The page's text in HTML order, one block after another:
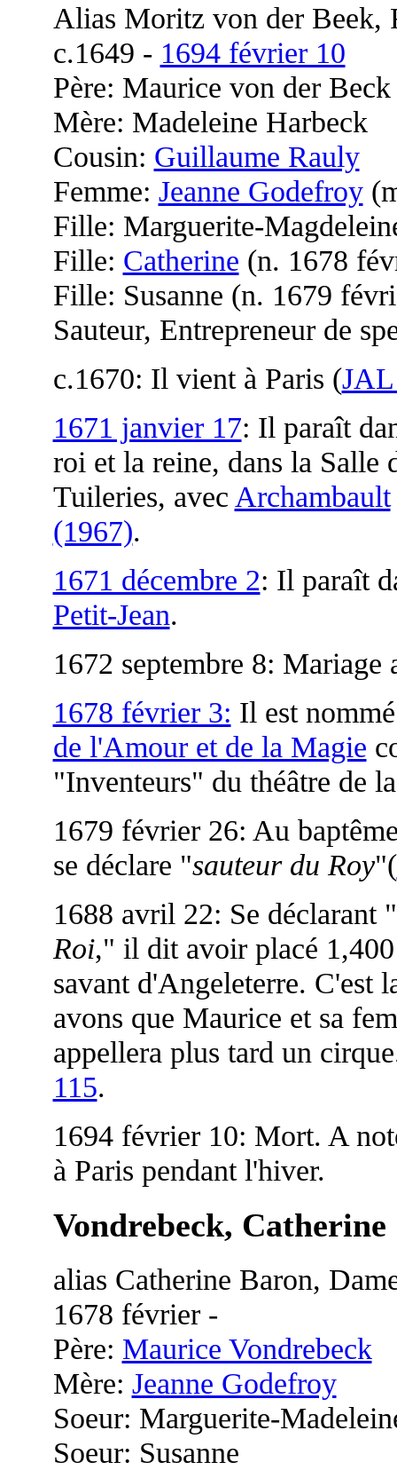
Alias Moritz von der Beek,
c.1649 - 1694 février 10
Père: Maurice von der Beck
Mère: Madeleine Harbeck
Cousin: Guillaume Rauly
Femme: Jeanne Godefroy
Fille: Marguerite-
Fille: Catherine (n. 1678
Fille: Susanne (n. 1679
Sauteur, Entrepreneur de
c.1670: Il vient à Paris (
1671 janvier 17: Il paraît
roi et la reine, dans la Salle
Tuileries, avec Archambault
(1967).
1671 décembre 2: Il paraît
Petit-Jean.
1672 septembre 8: Mariage
1678 février 3: Il est
de l'Amour et de la Magie
"Inventeurs" du théâtre de
1679 février 26: Au
se déclare "sauteur du Roy"(
1688 avril 22: Se déclarant "
Roi," il dit avoir placé
savant d'Angeleterre. C'est
avons que Maurice et sa
appellera plus tard un
115.
1694 février 10: Mort. A
à Paris pendant l'hiver.
Vondrebeck, Catherine
alias Catherine Baron,
1678 février -
Père: Maurice Vondrebeck
Mère: Jeanne Godefroy
Soeur: Marguerite-
Soeur: Susanne